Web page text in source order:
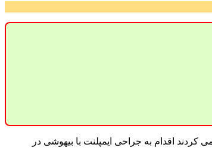
اقدام به جراحی ایمپلنت با بیهوشی در